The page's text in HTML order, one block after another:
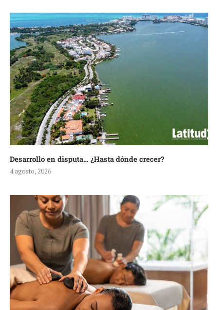
Desarrollo en disputa… ¿Hasta dónde crecer?
4 agosto, 2026